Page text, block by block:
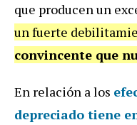
que producen un
un fuerte
convincente que
En relación a los
depreciado tiene